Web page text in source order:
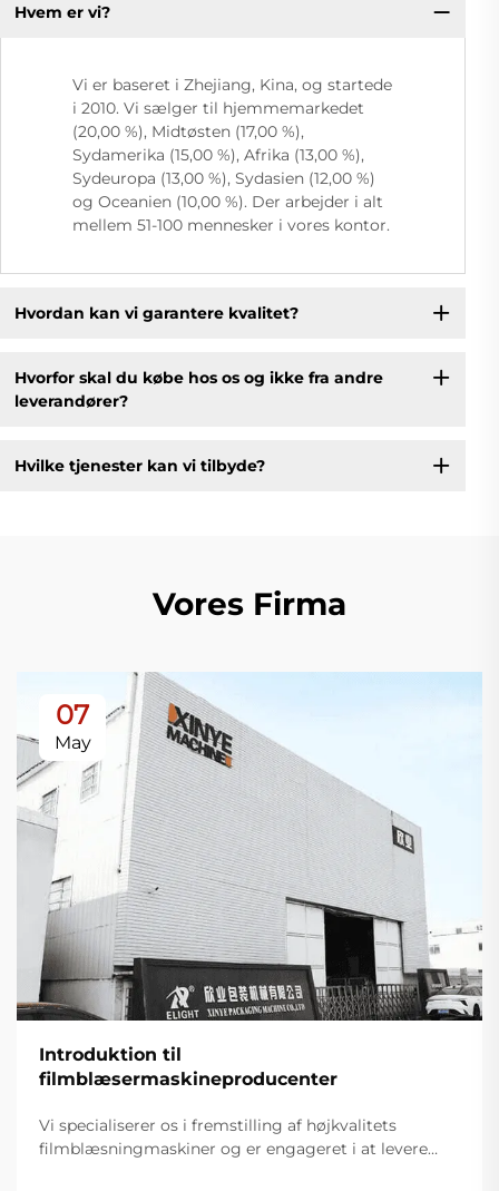
Hvem er vi?
Vi er baseret i Zhejiang, Kina, og startede
i 2010. Vi sælger til hjemmemarkedet
(20,00 %), Midtøsten (17,00 %),
Sydamerika (15,00 %), Afrika (13,00 %),
Sydeuropa (13,00 %), Sydasien (12,00 %)
og Oceanien (10,00 %). Der arbejder i alt
mellem 51-100 mennesker i vores kontor.
Hvordan kan vi garantere kvalitet?
Hvorfor skal du købe hos os og ikke fra andre
leverandører?
Hvilke tjenester kan vi tilbyde?
Vores Firma
07
May
Introduktion til
filmblæsermaskineproducenter
Vi specialiserer os i fremstilling af højkvalitets
filmblæsningmaskiner og er engageret i at levere